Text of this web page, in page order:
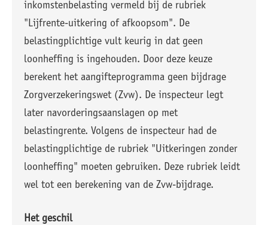
inkomstenbelasting vermeld bij de rubriek
"Lijfrente-uitkering of afkoopsom". De
belastingplichtige vult keurig in dat geen
loonheffing is ingehouden. Door deze keuze
berekent het aangifteprogramma geen bijdrage
Zorgverzekeringswet (Zvw). De inspecteur legt
later navorderingsaanslagen op met
belastingrente. Volgens de inspecteur had de
belastingplichtige de rubriek "Uitkeringen zonder
loonheffing" moeten gebruiken. Deze rubriek leidt
wel tot een berekening van de Zvw-bijdrage.
Het geschil